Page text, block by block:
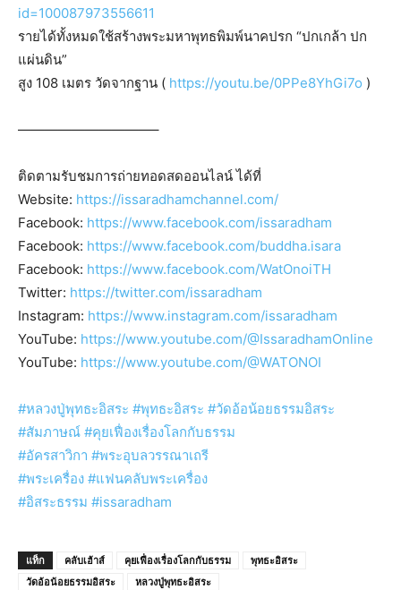
id=100087973556611
รายได้ทั้งหมดใช้สร้างพระมหาพุทธพิมพ์นาคปรก “ปกเกล้า ปก
แผ่นดิน”
สูง 108 เมตร วัดจากฐาน ( https://youtu.be/0PPe8YhGi7o )
——————————–
ติดตามรับชมการถ่ายทอดสดออนไลน์ ได้ที่
Website: https://issaradhamchannel.com/
Facebook: https://www.facebook.com/issaradham
Facebook: https://www.facebook.com/buddha.isara
Facebook: https://www.facebook.com/WatOnoiTH
Twitter: https://twitter.com/issaradham
Instagram: https://www.instagram.com/issaradham
YouTube: https://www.youtube.com/@IssaradhamOnline
YouTube: https://www.youtube.com/@WATONOI
#หลวงปู่พุทธะอิสระ #พุทธะอิสระ #วัดอ้อน้อยธรรมอิสระ
#สัมภาษณ์ #คุยเฟื่องเรื่องโลกกับธรรม
#อัครสาวิกา #พระอุบลวรรณาเถรี
#พระเครื่อง #แฟนคลับพระเครื่อง
#อิสระธรรม #issaradham
แท็ก คลับเฮ้าส์ คุยเฟื่องเรื่องโลกกับธรรม
พุทธะอิสระ
วัดอ้อน้อยธรรมอิสระ
หลวงปู่พุทธะอิสระ